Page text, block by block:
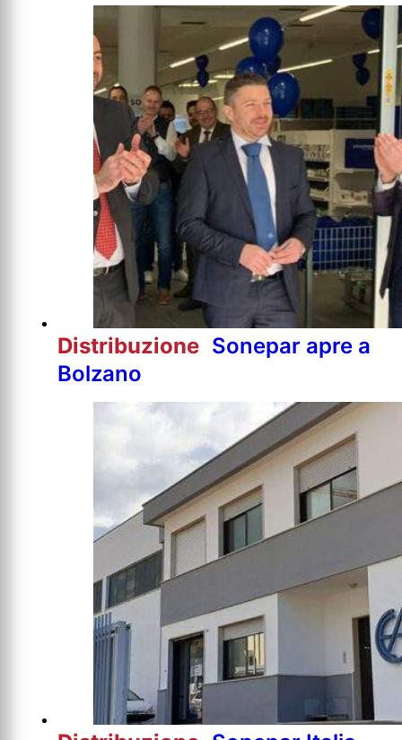
Distribuzione Sonepar apre a
Bolzano